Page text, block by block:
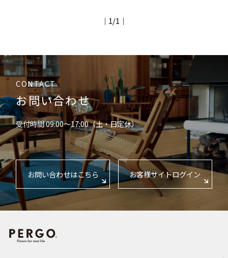
｜1/1｜
CONTACT
お問い合わせ
受付時間 09:00〜17:00（土・日定休）
お問い合わせはこちら お客様サイトログイン